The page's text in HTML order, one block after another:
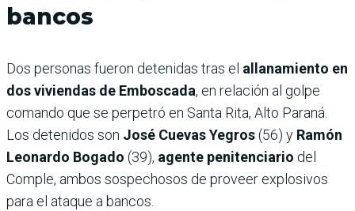
bancos
Dos personas fueron detenidas tras el allanamiento en
dos viviendas de Emboscada, en relación al golpe
comando que se perpetró en Santa Rita, Alto Paraná.
Los detenidos son José Cuevas Yegros(56) y Ramón
Leonardo Bogado (39), agente penitenciario del
Comple, ambos sospechosos de proveer explosivos
para el ataque a bancos.